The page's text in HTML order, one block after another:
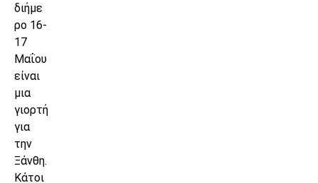
διήμε
ρο 16-
17
Μαΐου
είναι
μια
γιορτή
για
την
Ξάνθη.
Κάτοι